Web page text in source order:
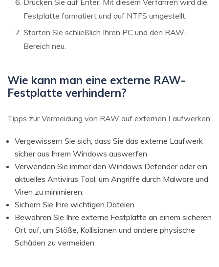
Festplatte formatiert und auf NTFS umgestellt.
Starten Sie schließlich Ihren PC und den RAW-
Bereich neu.
Wie kann man eine externe RAW-
Festplatte verhindern?
Tipps zur Vermeidung von RAW auf externen Laufwerken:
Vergewissern Sie sich, dass Sie das externe Laufwerk
sicher aus Ihrem Windows auswerfen
Verwenden Sie immer den Windows Defender oder ein
aktuelles Antivirus Tool, um Angriffe durch Malware und
Viren zu minimieren.
Sichern Sie Ihre wichtigen Dateien
Bewahren Sie Ihre externe Festplatte an einem sicheren
Ort auf, um Stöße, Kollisionen und andere physische
Schäden zu vermeiden.